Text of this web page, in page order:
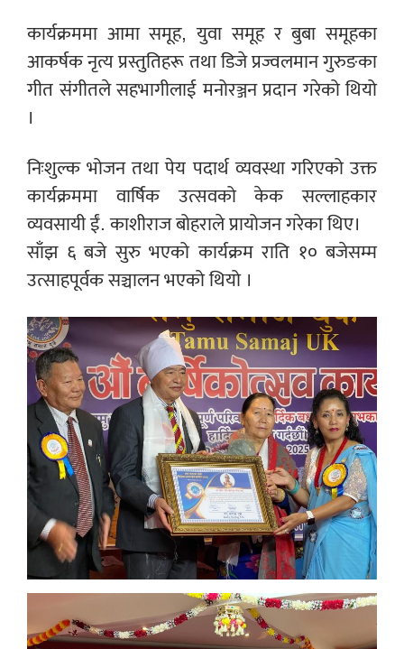
कार्यक्रममा आमा समूह, युवा समूह र बुबा समूहका
आकर्षक नृत्य प्रस्तुतिहरू तथा डिजे प्रज्वलमान गुरुङका
गीत संगीतले सहभागीलाई मनोरञ्जन प्रदान गरेको थियो
।
निःशुल्क भोजन तथा पेय पदार्थ व्यवस्था गरिएको उक्त
कार्यक्रममा वार्षिक उत्सवको केक सल्लाहकार
व्यवसायी ईं. काशीराज बोहराले प्रायोजन गरेका थिए।
साँझ ६ बजे सुरु भएको कार्यक्रम राति १० बजेसम्म
उत्साहपूर्वक सञ्चालन भएको थियो ।